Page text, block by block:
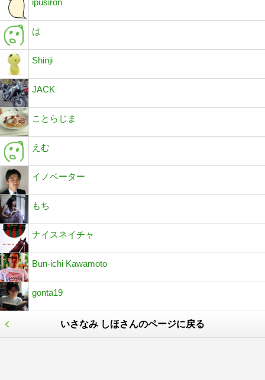
ipusiron
は
Shinji
JACK
ことらじま
えむ
イノベーター
もち
ナイスネイチャ
Bun-ichi Kawamoto
gonta19
いさなみ しほさんのページに戻る